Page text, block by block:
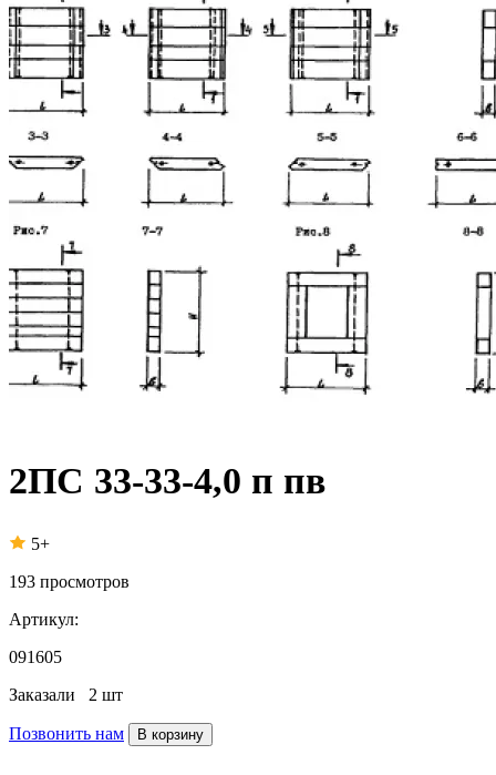
2ПС 33-33-4,0 п пв
5+
193 просмотров
Артикул:
091605
Заказали 2 шт
Позвонить нам В корзину